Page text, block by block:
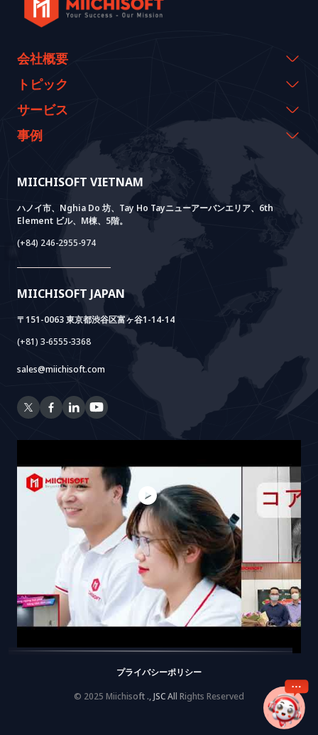
MIICHISOFT VIETNAM
ハノイ市、Nghia Do 坊、Tay Ho Tayニューアーバンエリア、6th
Element ビル、M棟、5階。
(+84) 246-2955-974
MIICHISOFT JAPAN
〒151-0063 東京都渋谷区富ヶ谷1-14-14
(+81) 3-6555-3368
sales@miichisoft.com
会社概要
会社概要
代表のメッセージ
沿革
価値観
トピック
イベント & ウェビナー
資料室
ニュース
FAQ
サービス
AI CO-CREATION
AI PoC開発
Core Lab
System Lab
Power Lab
Cloud Lab
AI+ SOLUTIONS
AI+ Products
Meet AI+
AI+ Package
RAG Package
VIETNAM BRIDGE
BOTモデル
法人設立支援
事例
実績
お客様の声
© 2025 Miichisoft ., JSC All Rights Reserved
プライバシーポリシー